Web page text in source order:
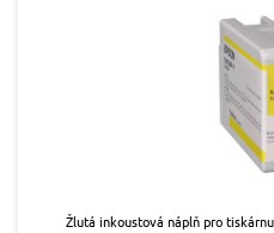
Žlutá inkoustová náplň pro